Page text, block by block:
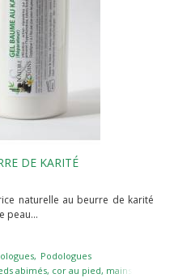
DE KARITÉ
naturelle au beurre de karité
peau...
Podologues
abimés, cor au pied, mains